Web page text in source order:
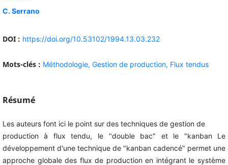
C. Serrano
DOI : https://doi.org/10.53102/1994.13.03.232
Mots-clés : Méthodologie, Gestion de production, Flux tendus
Résumé
Les auteurs font ici le point sur des techniques de gestion de
production à flux tendu, le "double bac" et le "kanban Le
développement d'une technique de "kanban cadencé" permet une
approche globale des flux de production en intégrant le système